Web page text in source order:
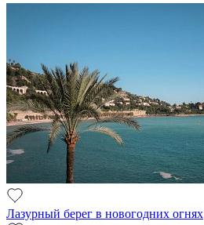
Лазурный берег в новогодних огнях